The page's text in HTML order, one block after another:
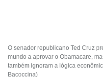
O senador republicano Ted Cruz
mundo a aprovar o Obamacare,
também ignoram a lógica
Bacoccina)